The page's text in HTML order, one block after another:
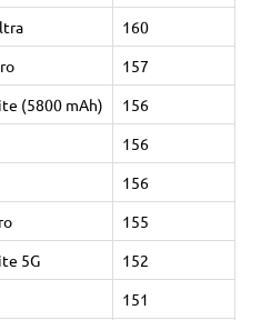
160
157
(5800 mAh)
156
156
156
155
5G
152
151